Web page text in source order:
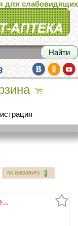
для слабовидящих
по алфавиту